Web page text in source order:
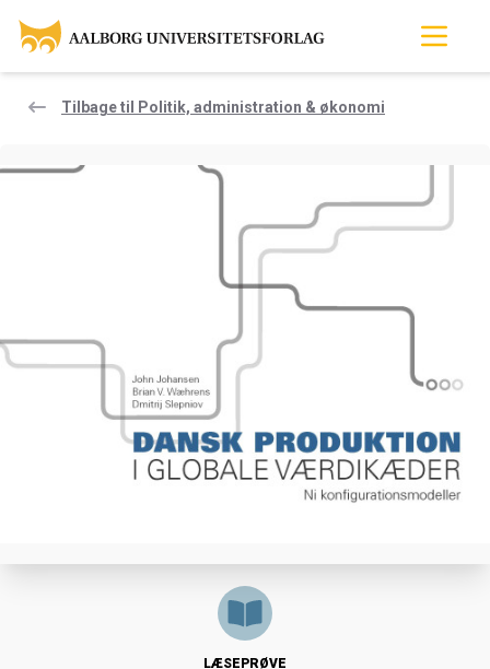
Tilbage til Politik, administration & økonomi
LÆSEPRØVE